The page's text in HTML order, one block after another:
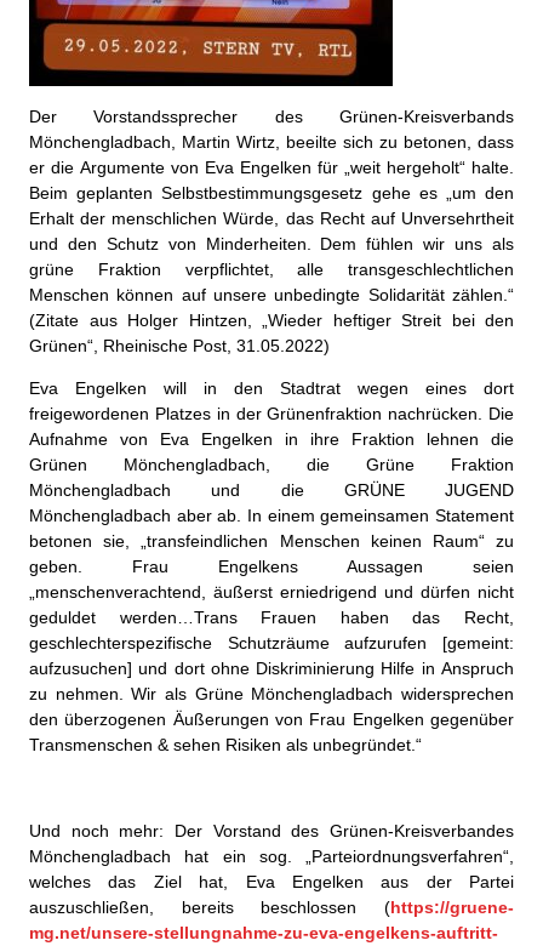
Der Vorstandssprecher des Grünen-Kreisverbands
Mönchengladbach, Martin Wirtz, beeilte sich zu betonen, dass
er die Argumente von Eva Engelken für „weit hergeholt“ halte.
Beim geplanten Selbstbestimmungsgesetz gehe es „um den
Erhalt der menschlichen Würde, das Recht auf Unversehrtheit
und den Schutz von Minderheiten. Dem fühlen wir uns als
grüne Fraktion verpflichtet, alle transgeschlechtlichen
Menschen können auf unsere unbedingte Solidarität zählen.“
(Zitate aus Holger Hintzen, „Wieder heftiger Streit bei den
Grünen“, Rheinische Post, 31.05.2022)
Eva Engelken will in den Stadtrat wegen eines dort
freigewordenen Platzes in der Grünenfraktion nachrücken. Die
Aufnahme von Eva Engelken in ihre Fraktion lehnen die
Grünen Mönchengladbach, die Grüne Fraktion
Mönchengladbach und die GRÜNE JUGEND
Mönchengladbach aber ab. In einem gemeinsamen Statement
betonen sie, „transfeindlichen Menschen keinen Raum“ zu
geben. Frau Engelkens Aussagen seien
„menschenverachtend, äußerst erniedrigend und dürfen nicht
geduldet werden…Trans Frauen haben das Recht,
geschlechterspezifische Schutzräume aufzurufen [gemeint:
aufzusuchen] und dort ohne Diskriminierung Hilfe in Anspruch
zu nehmen. Wir als Grüne Mönchengladbach widersprechen
den überzogenen Äußerungen von Frau Engelken gegenüber
Transmenschen & sehen Risiken als unbegründet.“
Und noch mehr: Der Vorstand des Grünen-Kreisverbandes
Mönchengladbach hat ein sog. „Parteiordnungsverfahren“,
welches das Ziel hat, Eva Engelken aus der Partei
auszuschließen, bereits beschlossen (https://gruene-
mg.net/unsere-stellungnahme-zu-eva-engelkens-auftritt-